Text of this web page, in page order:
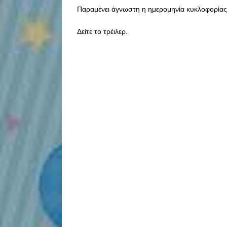
Παραμένει άγνωστη η ημερομηνία
Δείτε το τρέιλερ.